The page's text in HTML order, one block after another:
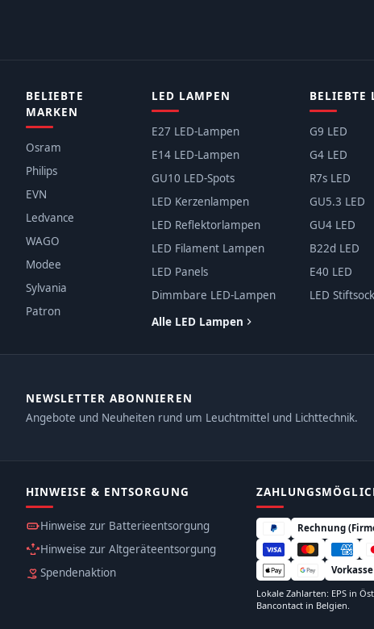
BELIEBTE
MARKEN
Osram
Philips
EVN
Ledvance
WAGO
Modee
Sylvania
Patron
LED LAMPEN
E27 LED-Lampen
E14 LED-Lampen
GU10 LED-Spots
LED Kerzenlampen
LED Reflektorlampen
LED Filament Lampen
LED Panels
Dimmbare LED-Lampen
Alle LED Lampen
BELIEBTE
G9 LED
G4 LED
R7s LED
GU5.3 LED
GU4 LED
B22d LED
E40 LED
LED
NEWSLETTER ABONNIEREN
Angebote und Neuheiten rund um Leuchtmittel und Lichttechnik.
HINWEISE & ENTSORGUNG
Hinweise zur Batterieentsorgung
Hinweise zur Altgeräteentsorgung
Spendenaktion
Rechnung
Vorkasse
Lokale Zahlarten: EPS in
Bancontact in Belgien.